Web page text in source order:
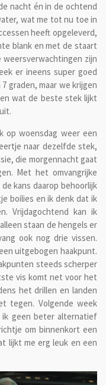
nacht én in de ochtend
wat me tot nu toe in
heeft opgeleverd,
blank en met de staart
weersverwachtingen zijn
er ineens super goed
graden, maar we krijgen
wat de beste stek lijkt
op woensdag weer een
naar dezelfde stek,
die morgennacht gaat
Met het omvangrijke
kans daarop behoorlijk
boilies en ik denk dat ik
Vrijdagochtend kan ik
staan de hengels er
ook nog drie vissen.
uitgebogen haakpunt.
steeds scherper
vis komt net voor het
het drillen en landen
tegen. Volgende week
ik geen beter alternatief
om binnenkort een
lijkt me erg leuk en een